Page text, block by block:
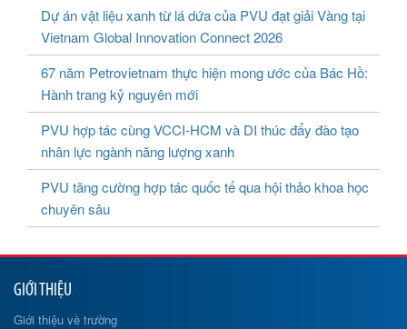
Dự án vật liệu xanh từ lá dứa của PVU đạt giải Vàng tại
Vietnam Global Innovation Connect 2026
67 năm Petrovietnam thực hiện mong ước của Bác Hồ:
Hành trang kỷ nguyên mới
PVU hợp tác cùng VCCI-HCM và DI thúc đẩy đào tạo
nhân lực ngành năng lượng xanh
PVU tăng cường hợp tác quốc tế qua hội thảo khoa học
chuyên sâu
GIỚI THIỆU
Giới thiệu về trường